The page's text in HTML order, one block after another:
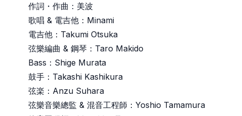
作詞・作曲：美波
歌唱 & 電吉他：Minami
電吉他：Takumi Otsuka
弦樂編曲 & 鋼琴：Taro Makido
Bass：Shige Murata
鼓手：Takashi Kashikura
弦楽：Anzu Suhara
弦樂音樂總監 & 混音工程師：Yoshio Tamamura